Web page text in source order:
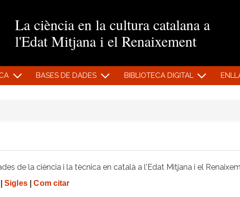
La ciència en la cultura catalana a
l'Edat Mitjana i el Renaixement
BASES DE DADES BIBLIOTECA DIGITAL
de la ciència i la tècnica en català a l'Edat Mitjana i el
Sigles| Com citar